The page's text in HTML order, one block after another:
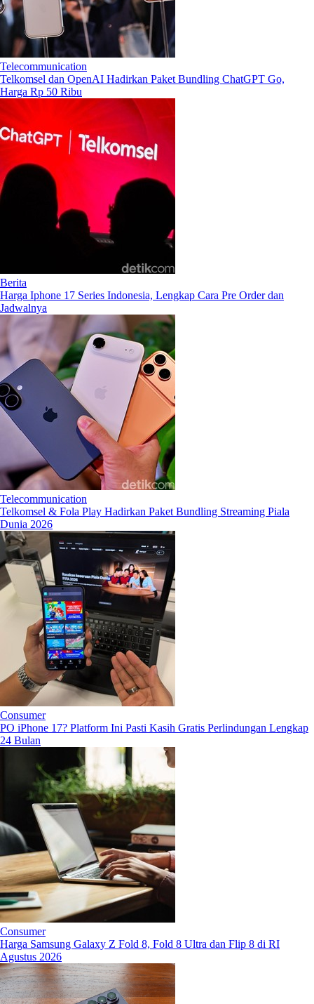
Telecommunication
Telkomsel dan OpenAI Hadirkan Paket Bundling ChatGPT Go,
Harga Rp 50 Ribu
Berita
Harga Iphone 17 Series Indonesia, Lengkap Cara Pre Order dan
Jadwalnya
Telecommunication
Telkomsel & Fola Play Hadirkan Paket Bundling Streaming Piala
Dunia 2026
Consumer
PO iPhone 17? Platform Ini Pasti Kasih Gratis Perlindungan Lengkap
24 Bulan
Consumer
Harga Samsung Galaxy Z Fold 8, Fold 8 Ultra dan Flip 8 di RI
Agustus 2026